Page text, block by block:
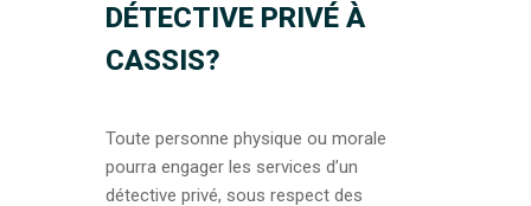
DÉTECTIVE PRIVÉ À
CASSIS?
Toute personne physique ou morale
pourra engager les services d’un
détective privé, sous respect des